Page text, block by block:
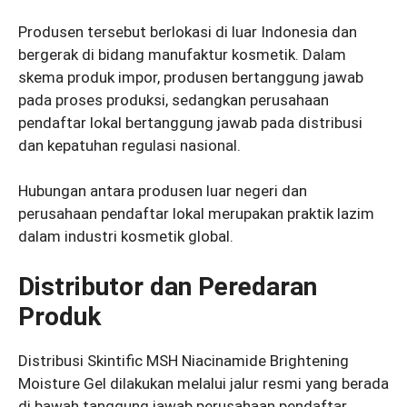
Produsen tersebut berlokasi di luar Indonesia dan
bergerak di bidang manufaktur kosmetik. Dalam
skema produk impor, produsen bertanggung jawab
pada proses produksi, sedangkan perusahaan
pendaftar lokal bertanggung jawab pada distribusi
dan kepatuhan regulasi nasional.
Hubungan antara produsen luar negeri dan
perusahaan pendaftar lokal merupakan praktik lazim
dalam industri kosmetik global.
Distributor dan Peredaran
Produk
Distribusi Skintific MSH Niacinamide Brightening
Moisture Gel dilakukan melalui jalur resmi yang berada